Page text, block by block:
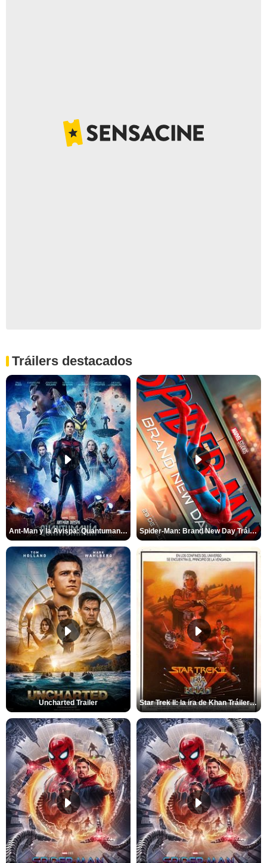
Tráilers destacados
Ant-Man y la Avispa: Quantumanía Tráiler (2) Spider-Man: Brand New Day Tráiler (3)
Uncharted Trailer Star Trek II: la ira de Khan Tráiler VO